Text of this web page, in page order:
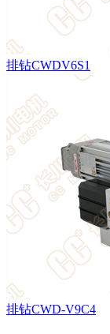
排钻CWDV6S1
排钻CWD-V9C4